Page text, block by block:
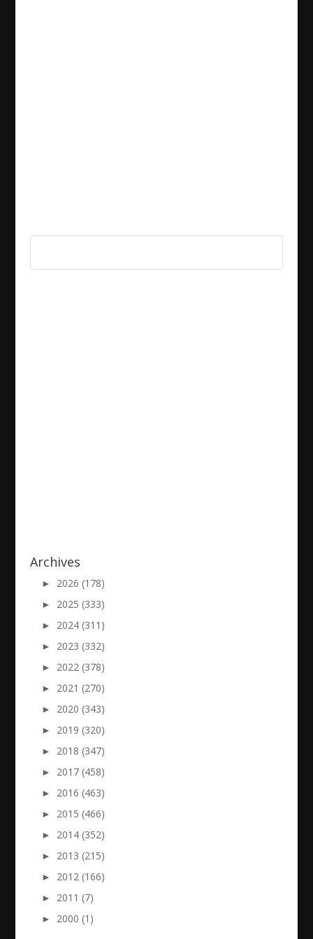
Archives
►
2026 (178)
►
2025 (333)
►
2024 (311)
►
2023 (332)
►
2022 (378)
►
2021 (270)
►
2020 (343)
►
2019 (320)
►
2018 (347)
►
2017 (458)
►
2016 (463)
►
2015 (466)
►
2014 (352)
►
2013 (215)
►
2012 (166)
►
2011 (7)
►
2000 (1)